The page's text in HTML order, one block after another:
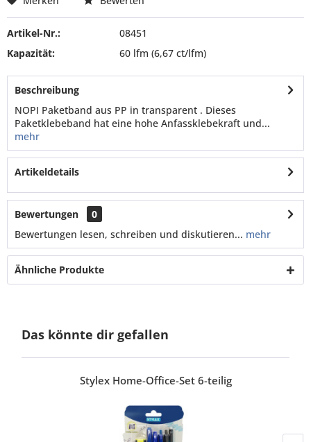
Artikel-Nr.:
08451
Kapazität:
60 lfm (6,67 ct/lfm)
Beschreibung
NOPI Paketband aus PP in transparent . Dieses
Paketklebeband hat eine hohe Anfassklebekraft und...
mehr
Artikeldetails
Bewertungen
0
Bewertungen lesen, schreiben und diskutieren... mehr
Ähnliche Produkte
Das könnte dir gefallen
Stylex Home-Office-Set 6-teilig